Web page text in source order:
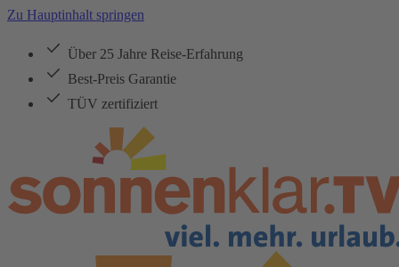
Zu Hauptinhalt springen
Über 25 Jahre Reise-Erfahrung
Best-Preis Garantie
TÜV zertifiziert